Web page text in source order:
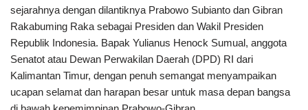
sejarahnya dengan dilantiknya Prabowo Subianto dan Gibran
Rakabuming Raka sebagai Presiden dan Wakil Presiden
Republik Indonesia. Bapak Yulianus Henock Sumual, anggota
Senatot atau Dewan Perwakilan Daerah (DPD) RI dari
Kalimantan Timur, dengan penuh semangat menyampaikan
ucapan selamat dan harapan besar untuk masa depan bangsa